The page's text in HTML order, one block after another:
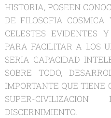
HISTORIA, POSEEN
DE FILOSOFIA COSMICA
CELESTES EVIDENTES
PARA FACILITAR A LOS
SERIA CAPACIDAD
SOBRE TODO,
IMPORTANTE QUE TIENE
SUPER-
DISCERNIMIENTO.